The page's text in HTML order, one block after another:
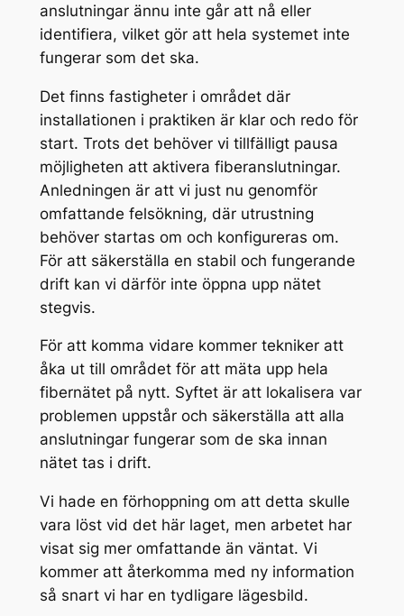
anslutningar ännu inte går att nå eller
identifiera, vilket gör att hela systemet inte
fungerar som det ska.
Det finns fastigheter i området där
installationen i praktiken är klar och redo för
start. Trots det behöver vi tillfälligt pausa
möjligheten att aktivera fiberanslutningar.
Anledningen är att vi just nu genomför
omfattande felsökning, där utrustning
behöver startas om och konfigureras om.
För att säkerställa en stabil och fungerande
drift kan vi därför inte öppna upp nätet
stegvis.
För att komma vidare kommer tekniker att
åka ut till området för att mäta upp hela
fibernätet på nytt. Syftet är att lokalisera var
problemen uppstår och säkerställa att alla
anslutningar fungerar som de ska innan
nätet tas i drift.
Vi hade en förhoppning om att detta skulle
vara löst vid det här laget, men arbetet har
visat sig mer omfattande än väntat. Vi
kommer att återkomma med ny information
så snart vi har en tydligare lägesbild.